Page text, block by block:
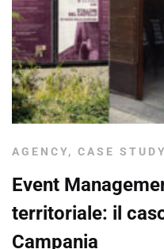
AGENCY, CASE STUDY
Event
territoriale: il
Campania